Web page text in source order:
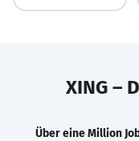
XING –
Über eine Million